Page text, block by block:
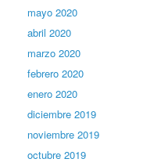
mayo 2020
abril 2020
marzo 2020
febrero 2020
enero 2020
diciembre 2019
noviembre 2019
octubre 2019